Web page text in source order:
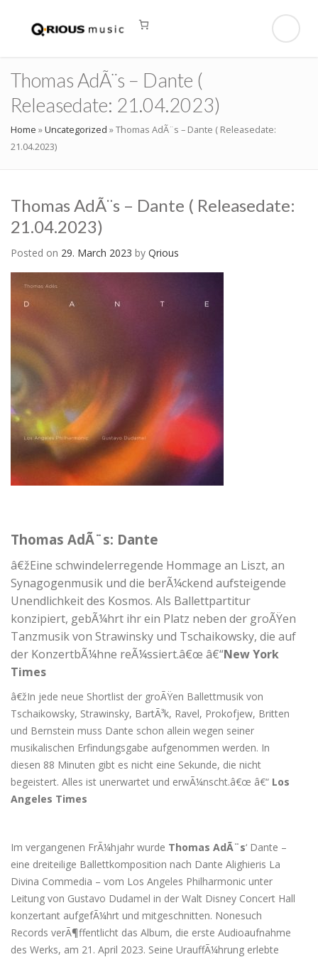
Thomas AdÃ¨s – Dante (
Releasedate: 21.04.2023)
Home »Uncategorized »Thomas AdÃ¨s – Dante ( Releasedate:
21.04.2023)
Thomas AdÃ¨s – Dante ( Releasedate:
21.04.2023)
Posted on 29. March 2023 by Qrious
Thomas AdÃ¨s: Dante
â€žEine schwindelerregende Hommage an Liszt, an
Synagogenmusik und die berÃ¼ckend aufsteigende
Unendlichkeit des Kosmos. Als Ballettpartitur
konzipiert, gebÃ¼hrt ihr ein Platz neben der groÃŸen
Tanzmusik von Strawinsky und Tschaikowsky, die auf
der KonzertbÃ¼hne reÃ¼ssiert.â€œ â€“New York
Times
â€žIn jede neue Shortlist der groÃŸen Ballettmusik von
Tschaikowsky, Strawinsky, BartÃ³k, Ravel, Prokofjew, Britten
und Bernstein muss Dante schon allein wegen seiner
musikalischen Erfindungsgabe aufgenommen werden. In
diesen 88 Minuten gibt es nicht eine Sekunde, die nicht
begeistert. Alles ist unerwartet und erwÃ¼nscht.â€œ â€“ Los
Angeles Times
Im vergangenen FrÃ¼hjahr wurde Thomas AdÃ¨s‘ Dante –
eine dreiteilige Ballettkomposition nach Dante Alighieris La
Divina Commedia – vom Los Angeles Philharmonic unter
Leitung von Gustavo Dudamel in der Walt Disney Concert Hall
konzertant aufgefÃ¼hrt und mitgeschnitten. Nonesuch
Records verÃ¶ffentlicht das Album, die erste Audioaufnahme
des Werks, am 21. April 2023. Seine UrauffÃ¼hrung erlebte